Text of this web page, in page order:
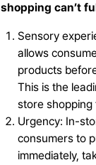
shopping can’t
Sensory
allows
products
This is the
store shopping
Urgency: In-
consumers to
immediately,